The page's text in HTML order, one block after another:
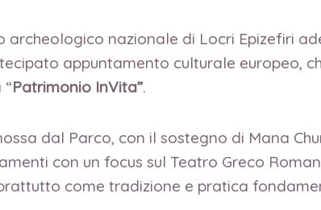
archeologico nazionale di Locri Epizefiri
appuntamento culturale europeo,
Patrimonio InVita”.
dal Parco, con il sostegno di Mana
con un focus sul Teatro Greco
come tradizione e pratica